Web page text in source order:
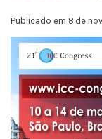
Publicado em 8 de